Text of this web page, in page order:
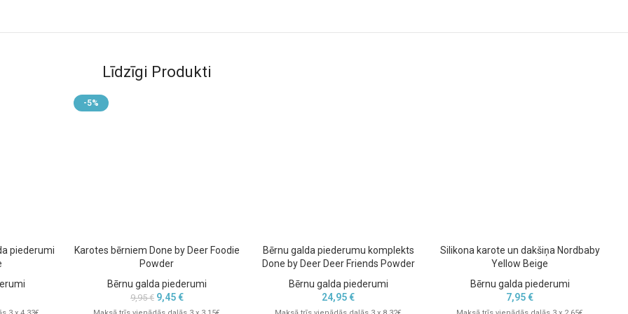
Līdzīgi Produkti
piederumi
-5%
Karotes bērniem Done by Deer Foodie
Powder
Bērnu galda piederumi
9,95€ 9,45€
Bērnu galda piederumu komplekts
Done by Deer Deer Friends Powder
Bērnu galda piederumi
24,95€
Silikona karote un dakšiņa Nordbaby
Yellow Beige
Bērnu galda piederumi
7,95€